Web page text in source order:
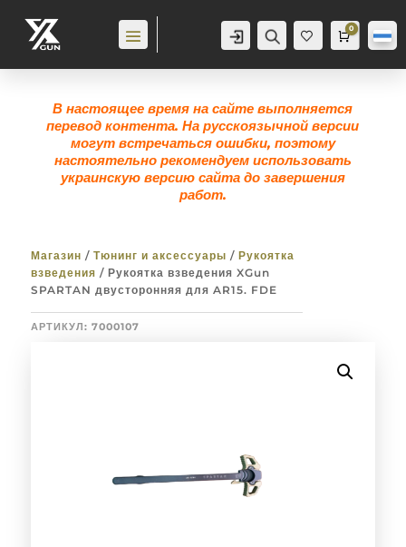
Аккаунт Поиск
Же
лан
Корзина
0
0,0грн
В настоящее время на сайте выполняется
перевод контента. На русскоязычной версии
могут встречаться ошибки, поэтому
настоятельно рекомендуем использовать
украинскую версию сайта до завершения
работ.
Магазин / Тюнинг и аксессуары / Рукоятка
взведения / Рукоятка взведения XGun
SPARTAN двусторонняя для AR15. FDE
АРТИКУЛ: 7000107